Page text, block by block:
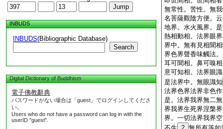
INBUDS
INBUDS(Bibliographic Database)
Search
Digital Dictionary of Buddhism
電子佛教辭典
パスワードがない場合は「guest」でログインしてくださ
い。
Users who do not have a password can log in with the
userID "guest".
無常性。苦性。無
名菩薩觀陰方便。
地界。水火風界。
熱相動相。法界眼
界中。無有見相聞
界色界聲香味觸法
耳可聞相。鼻可嗅
意可知相。法界眼
是法界中。無眼識知
法界色界法界非色
是。法界我界無二
界我界生死界涅槃
界。一切法界我界